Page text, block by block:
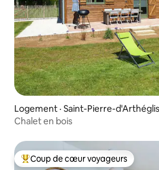
Logement · Saint-Pierre-
Chalet en bois
Coup de cœur voyageurs parmi les
Coup de cœur voyageurs